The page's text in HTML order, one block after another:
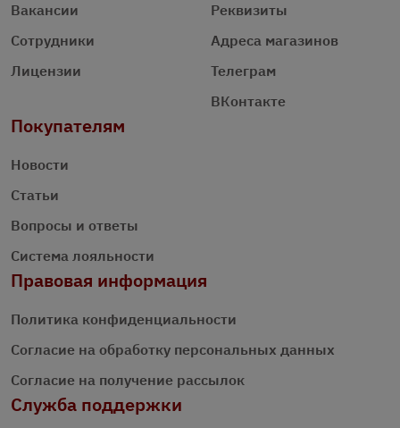
Вакансии
Сотрудники
Лицензии
Реквизиты
Адреса магазинов
Телеграм
ВКонтакте
Покупателям
Новости
Статьи
Вопросы и ответы
Система лояльности
Правовая информация
Политика конфиденциальности
Согласие на обработку персональных данных
Согласие на получение рассылок
Служба поддержки